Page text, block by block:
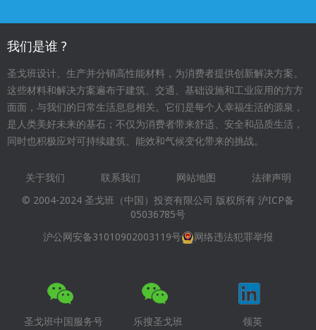
我们是谁 ?
圣戈班设计、生产并分销高性能材料，为消费者提供创新解决方案。
这些材料和解决方案遍布于建筑、交通、基础设施和工业应用的方方
面面，与我们的日常生活息息相关。它们是每个人幸福生活的源泉，
是人类美好未来的基石；不仅为消费者带来舒适、安全和品质生活，
同时也积极应对可持续建筑、能效和气候变化带来的挑战。
Footer
menu
关于我们 联系我们 网站地图
法律声明
© 2004-2024 圣戈班（中国）投资有限公司 版权所有 沪ICP备
05036785号
沪公网安备31010902003119号
网络违法犯罪举报
圣戈班中国服务号 乐搜圣戈班 领英